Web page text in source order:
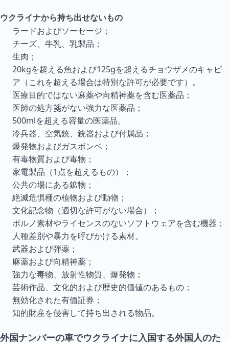
ウクライナから持ち出せないもの
ラードおよびソーセージ；
チーズ、牛乳、乳製品；
生肉；
20kgを超える魚および125gを超えるチョウザメのキャビ
ア（これを超える場合は特別な許可が必要です）。
医療目的ではない麻薬や向精神薬を含む医薬品；
医師の処方箋がない強力な医薬品；
500mlを超える容量の医薬品。
冷兵器、空気銃、銃器および付属品；
爆発物およびガスボンベ；
有毒物質および毒物；
家電製品（1点を超えるもの）；
公共の場にある鉱物；
絶滅危惧種の植物および動物；
文化記念物（適切な許可がない場合）；
ポルノ素材やライセンスのないソフトウェアを含む機器；
人種差別や暴力を呼びかける素材。
武器および弾薬；
麻薬および向精神薬；
強力な毒物、放射性物質、爆発物；
芸術作品、文化的および歴史的価値のあるもの；
無効化された有価証券；
知的財産を侵害して持ち出される物品。
外国ナンバーの車でウクライナに入国する外国人のた